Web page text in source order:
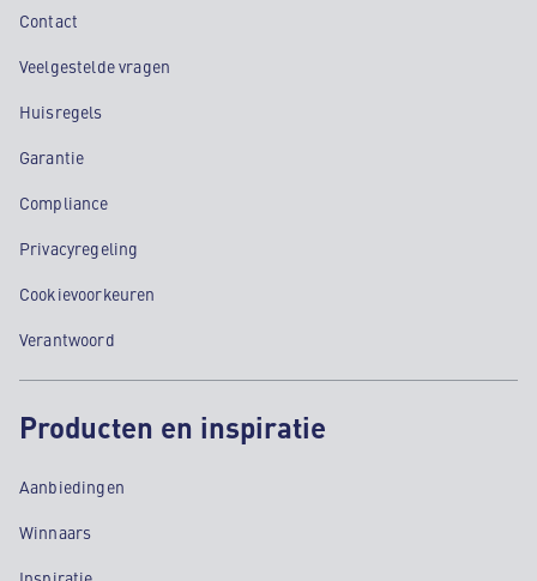
Contact
Veelgestelde vragen
Huisregels
Garantie
Compliance
Privacyregeling
Cookievoorkeuren
Verantwoord
Producten en inspiratie
Aanbiedingen
Winnaars